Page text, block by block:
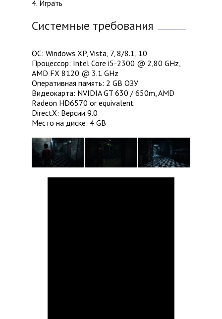
4. Играть
Системные требования
ОС: Windows XP, Vista, 7, 8/8.1, 10
Процессор: Intel Core i5-2300 @ 2,80 GHz,
AMD FX 8120 @ 3.1 GHz
Оперативная память: 2 GB ОЗУ
Видеокарта: NVIDIA GT 630 / 650m, AMD
Radeon HD6570 or equivalent
DirectX: Версии 9.0
Место на диске: 4 GB